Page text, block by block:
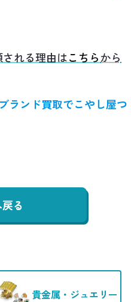
れる理由はこちらから
ランド買取でこやし屋つ
る
貴金属・ジュエリー